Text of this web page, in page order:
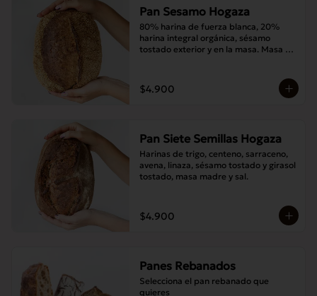
Pan Sesamo Hogaza
80% harina de fuerza blanca, 20%
harina integral orgánica, sésamo
tostado exterior y en la masa. Masa
$4.900
Pan Siete Semillas Hogaza
Harinas de trigo, centeno, sarraceno,
avena, linaza, sésamo tostado y girasol
tostado, masa madre y sal.
$4.900
Panes Rebanados
Selecciona el pan rebanado que
quieres